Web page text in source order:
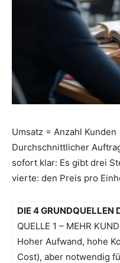
Umsatz = Anzahl
Durchschnittlicher
sofort klar: Es gibt drei
vierte: den Preis pro
DIE 4 GRUNDQUELLEN
QUELLE 1 – MEHR
Hoher Aufwand, hohe
Cost), aber notwendig